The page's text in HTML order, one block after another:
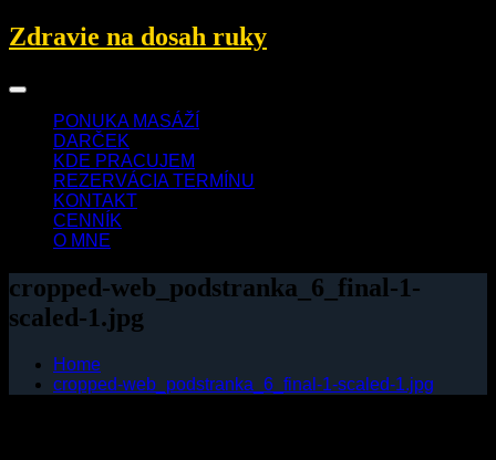
Skip
to
Zdravie na dosah ruky
PONUKA MASÁŽÍ
DARČEK
KDE PRACUJEM
REZERVÁCIA TERMÍNU
KONTAKT
CENNÍK
O MNE
cropped-web_podstranka_6_final-1-
scaled-1.jpg
Home
cropped-web_podstranka_6_final-1-scaled-1.jpg